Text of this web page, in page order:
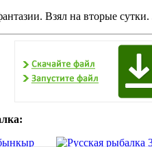
Взял на вторые